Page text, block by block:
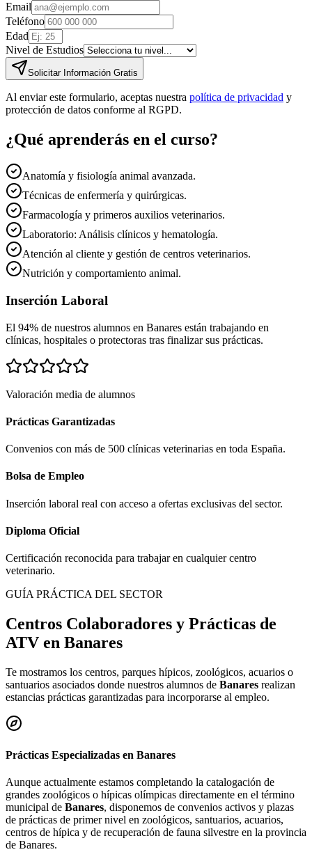
Email
Teléfono
Edad
Nivel de Estudios
Solicitar Información Gratis
Al enviar este formulario, aceptas nuestra política de privacidad y
protección de datos conforme al RGPD.
¿Qué aprenderás en el curso?
Anatomía y fisiología animal avanzada.
Técnicas de enfermería y quirúrgicas.
Farmacología y primeros auxilios veterinarios.
Laboratorio: Análisis clínicos y hematología.
Atención al cliente y gestión de centros veterinarios.
Nutrición y comportamiento animal.
Inserción Laboral
El 94% de nuestros alumnos en Banares están trabajando en
clínicas, hospitales o protectoras tras finalizar sus prácticas.
Valoración media de alumnos
Prácticas Garantizadas
Convenios con más de 500 clínicas veterinarias en toda España.
Bolsa de Empleo
Inserción laboral real con acceso a ofertas exclusivas del sector.
Diploma Oficial
Certificación reconocida para trabajar en cualquier centro
veterinario.
GUÍA PRÁCTICA DEL SECTOR
Centros Colaboradores y Prácticas de
ATV en Banares
Te mostramos los centros, parques hípicos, zoológicos, acuarios o
santuarios asociados donde nuestros alumnos de Banares realizan
estancias prácticas garantizadas para incorporarse al empleo.
Prácticas Especializadas en Banares
Aunque actualmente estamos completando la catalogación de
grandes zoológicos o hípicas olímpicas directamente en el término
municipal de Banares, disponemos de convenios activos y plazas
de prácticas de primer nivel en zoológicos, santuarios, acuarios,
centros de hípica y de recuperación de fauna silvestre en la provincia
de Banares.